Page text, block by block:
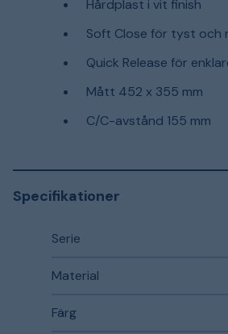
Hårdplast i vit finish
Soft Close för tyst och
Quick Release för
Mått 452 x 355 mm
C/C-avstånd 155 mm
Specifikationer
Serie
Material
Färg